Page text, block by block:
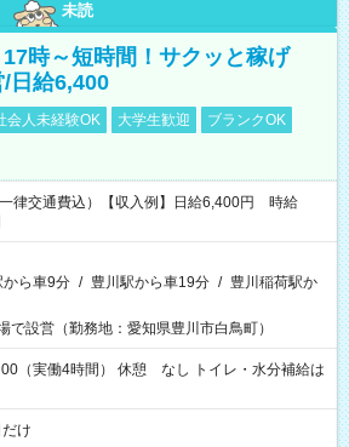
未読
時～短時間！サクッと稼げ
日給6,400
会人未経験OK 大学生歓迎
ブランクOK
律交通費込）【収入例】日給6,400円 時給
から車9分 / 豊川駅から車19分 / 豊川稲荷駅か
で設営（勤務地：愛知県豊川市白鳥町）
休憩 なし トイレ・水分補給は
け